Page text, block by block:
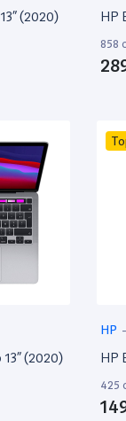
(2020)
HP
858
(2020)
HP -
HP
425